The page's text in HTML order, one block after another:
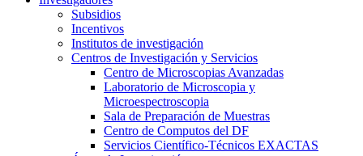
Subsidios
Incentivos
Institutos de investigación
Centros de Investigación y Servicios
Centro de Microscopias Avanzadas
Laboratorio de Microscopia y
Microespectroscopia
Sala de Preparación de Muestras
Centro de Computos del DF
Servicios Científico-Técnicos EXACTAS